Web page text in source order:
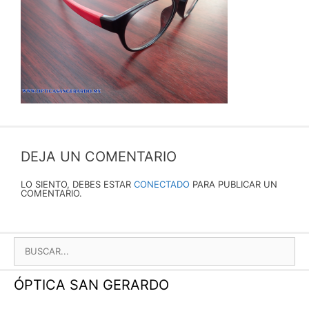
DEJA UN COMENTARIO
LO SIENTO, DEBES ESTAR CONECTADO PARA PUBLICAR UN
COMENTARIO.
BUSCAR:
ÓPTICA SAN GERARDO